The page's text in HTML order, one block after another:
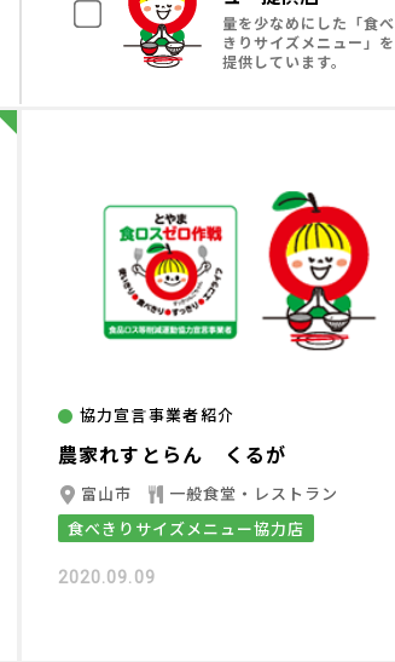
量を少なめにした「食べ
きりサイズメニュー」を
提供しています。
協力宣言事業者紹介
農家れすとらん くるが
富山市
一般食堂・レストラン
食べきりサイズメニュー協力店
2020.09.09